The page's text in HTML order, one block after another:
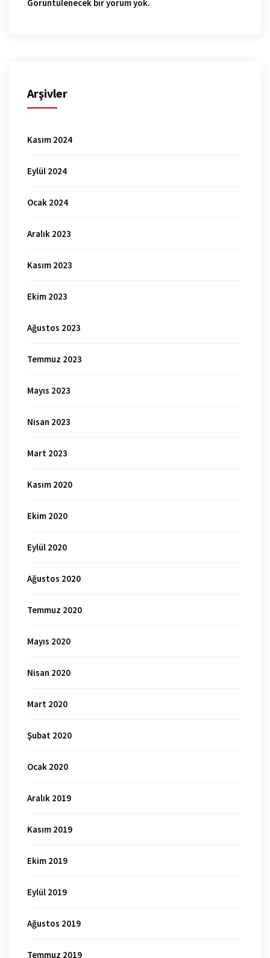
Görüntülenecek bir yorum yok.
Arşivler
Kasım 2024
Eylül 2024
Ocak 2024
Aralık 2023
Kasım 2023
Ekim 2023
Ağustos 2023
Temmuz 2023
Mayıs 2023
Nisan 2023
Mart 2023
Kasım 2020
Ekim 2020
Eylül 2020
Ağustos 2020
Temmuz 2020
Mayıs 2020
Nisan 2020
Mart 2020
Şubat 2020
Ocak 2020
Aralık 2019
Kasım 2019
Ekim 2019
Eylül 2019
Ağustos 2019
Temmuz 2019